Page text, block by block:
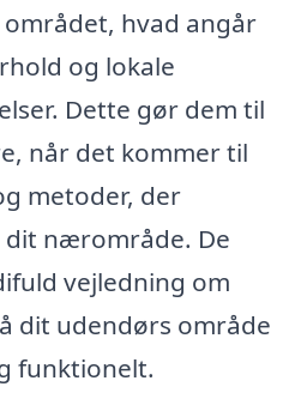
hvad angår
og lokale
Dette gør dem til
når det kommer til
metoder, der
nærområde. De
vejledning om
dit udendørs område
funktionelt.